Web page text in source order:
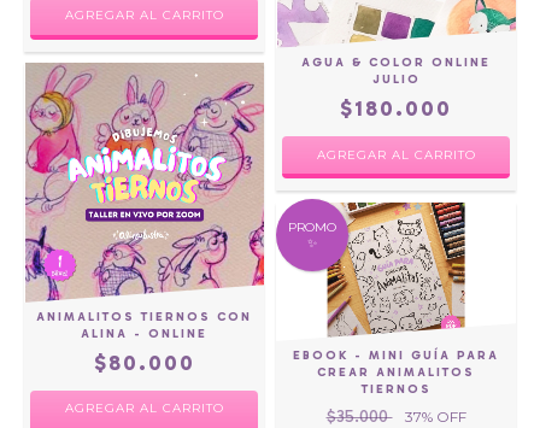
AGUA & COLOR ONLINE
JULIO
$180.000
ANIMALITOS TIERNOS CON
ALINA - ONLINE
$80.000
AGREGAR AL CARRITO
PROMO
✨
EBOOK - MINI GUÍA PARA
CREAR ANIMALITOS
TIERNOS
$35.000 37% OFF